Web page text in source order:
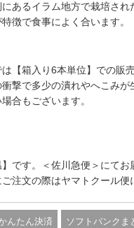
あるイラム地方で栽培さ
徴で食事によく合います。
【箱入り6本単位】での販
撃で多少の潰れやへこみ
合もございます。
です。＜佐川急便＞にてお
注文の際はヤマトクール便
んたん決済 ソフトバンクま